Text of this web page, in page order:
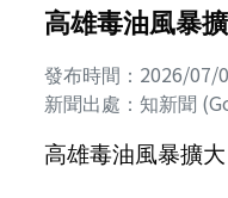
高雄毒油風暴
發布時間：2026/07/
新聞出處：知新聞
高雄毒油風暴擴